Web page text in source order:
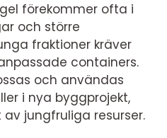
förekommer ofta i
och större
fraktioner kräver
containers.
och användas
i nya byggprojekt,
jungfruliga resurser.